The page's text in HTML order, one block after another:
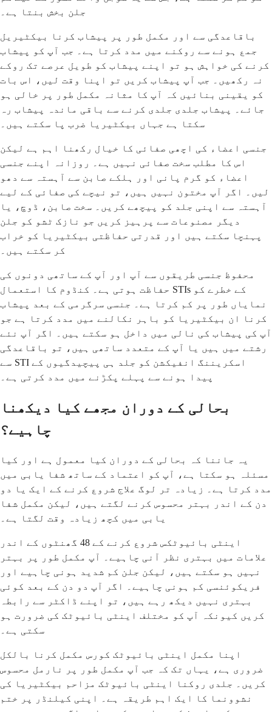
جلن بخش بنتا ہے۔
باقاعدگی سے اور مکمل طور پر پیشاب کرنا بیکٹیریل
جمع ہونے سے روکنے میں مدد کرتا ہے۔ جب آپ کو پیشاب
کرنے کی خواہش ہو تو اپنے پیشاب کو طویل عرصے تک روکے
نہ رکھیں۔ جب آپ پیشاب کریں تو اپنا وقت لیں، اس بات
کو یقینی بنائیں کہ آپ کا مثانہ مکمل طور پر خالی ہو
جائے۔ پیشاب جلدی جلدی کرنے سے باقی ماندہ پیشاب رہ
سکتا ہے جہاں بیکٹیریا ضرب پا سکتے ہیں۔
جنسی اعضاء کی اچھی صفائی کا خیال رکھنا اہم ہے لیکن
اس کا مطلب سخت صفائی نہیں ہے۔ روزانہ اپنے جنسی
اعضاء کو گرم پانی اور ہلکے صابن سے آہستہ سے دھو
لیں۔ اگر آپ مختون نہیں ہیں، تو نیچے کی صفائی کے لیے
آہستہ سے اپنی جلد کو پیچھے کریں۔ سخت صابن، ڈوچ، یا
دیگر مصنوعات سے پرہیز کریں جو نازک ٹشو کو جلن
پہنچا سکتے ہیں اور قدرتی حفاظتی بیکٹیریا کو خراب
کر سکتے ہیں۔
محفوظ جنسی طریقوں سے آپ اور آپ کے ساتھی دونوں کی
حفاظت ہوتی ہے۔ کنڈوم کا استعمال STIs کے خطرے کو
نمایاں طور پر کم کرتا ہے۔ جنسی سرگرمی کے بعد پیشاب
کرنا ان بیکٹیریا کو باہر نکالنے میں مدد کرتا ہے جو
آپ کی پیشاب کی نالی میں داخل ہو سکتے ہیں۔ اگر آپ نئے
رشتے میں ہیں یا آپ کے متعدد ساتھی ہیں، تو باقاعدگی
سے STI اسکریننگ انفیکشن کو جلد ہی پیچیدگیوں کے
پیدا ہونے سے پہلے پکڑنے میں مدد کرتی ہے۔
بحالی کے دوران مجھے کیا دیکھنا
چاہیے؟
یہ جاننا کہ بحالی کے دوران کیا معمول ہے اور کیا
مسئلہ ہو سکتا ہے، آپ کو اعتماد کے ساتھ شفا یابی میں
مدد کرتا ہے۔ زیادہ تر لوگ علاج شروع کرنے کے ایک یا دو
دن کے اندر بہتر محسوس کرنے لگتے ہیں، لیکن مکمل شفا
یابی میں کچھ زیادہ وقت لگتا ہے۔
اینٹی بائیوٹکس شروع کرنے کے 48 گھنٹوں کے اندر
علامات میں بہتری نظر آنی چاہیے۔ آپ مکمل طور پر بہتر
نہیں ہو سکتے ہیں، لیکن جلن کم شدید ہونی چاہیے اور
فریکوئنسی کم ہونی چاہیے۔ اگر آپ دو دن کے بعد کوئی
بہتری نہیں دیکھ رہے ہیں، تو اپنے ڈاکٹر سے رابطہ
کریں کیونکہ آپ کو مختلف اینٹی بائیوٹک کی ضرورت ہو
سکتی ہے۔
اپنا مکمل اینٹی بائیوٹک کورس مکمل کرنا بالکل
ضروری ہے، یہاں تک کہ جب آپ مکمل طور پر نارمل محسوس
کریں۔ جلدی روکنا اینٹی بائیوٹک مزاحم بیکٹیریا کی
نشوونما کا ایک اہم طریقہ ہے۔ اپنی کیلنڈر پر ختم